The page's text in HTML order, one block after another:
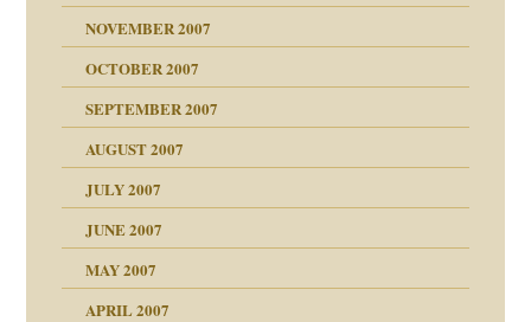
in meiner
NOVEMBER 2007
OCTOBER 2007
SEPTEMBER 2007
AUGUST 2007
JULY 2007
JUNE 2007
MAY 2007
APRIL 2007